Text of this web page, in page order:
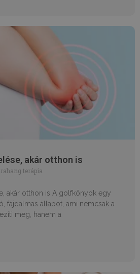
akár otthon is
terápia
akár otthon is A golfkönyök egy
fájdalmas állapot, ami nemcsak a
meg, hanem a